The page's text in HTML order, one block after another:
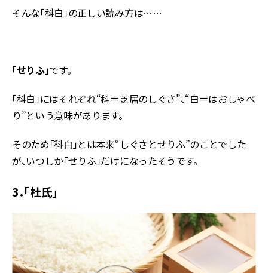
そんな「科白」の正しい読み方は……
「せりふ」です。
「科白」にはそれぞれ“科＝芝居のしぐさ”、“白＝はおしゃべ
り”という意味があります。
そのため「科白」とは本来“しぐさとせりふ”のことでした
が、いつしか「せりふ」だけになったそうです。
3．「杜氏」